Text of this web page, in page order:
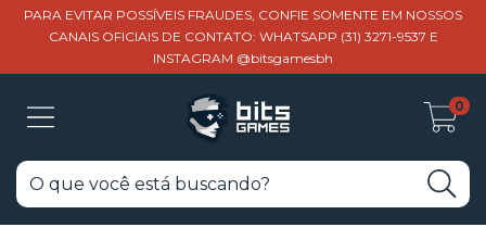
PARA EVITAR POSSÍVEIS FRAUDES, CONFIE SOMENTE EM NOSSOS
CANAIS OFICIAIS DE CONTATO: WHATSAPP (31) 3271-9537 E
INSTAGRAM @bitsgamesbh
0